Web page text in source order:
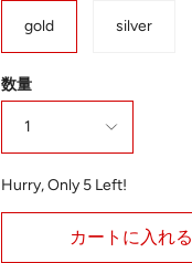
gold silver
数量
1
Hurry, Only 5 Left!
カートに入れる